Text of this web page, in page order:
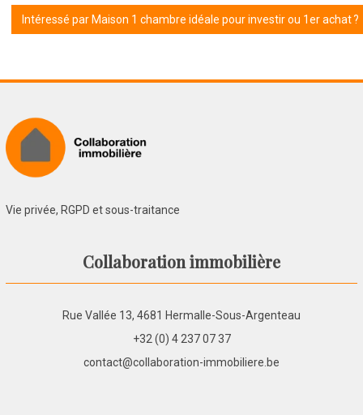
Intéressé par Maison 1 chambre idéale pour investir ou 1er achat ?
Vie privée, RGPD et sous-traitance
Collaboration immobilière
Rue Vallée 13, 4681 Hermalle-Sous-Argenteau
+32 (0) 4 237 07 37
contact@collaboration-immobiliere.be